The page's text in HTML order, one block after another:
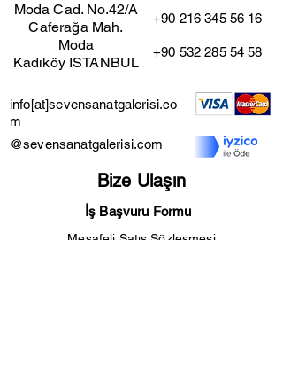
Moda Cad. No.42/A
Caferağa Mah.
Moda
Kadıköy ISTANBUL
+90 216 345 56 16
+90 532 285 54 58
info[at]sevensanatgalerisi.co
m
@sevensanatgalerisi.com
Bize Ulaşın
İş Başvuru Formu
Mesafeli Satış Sözleşmesi